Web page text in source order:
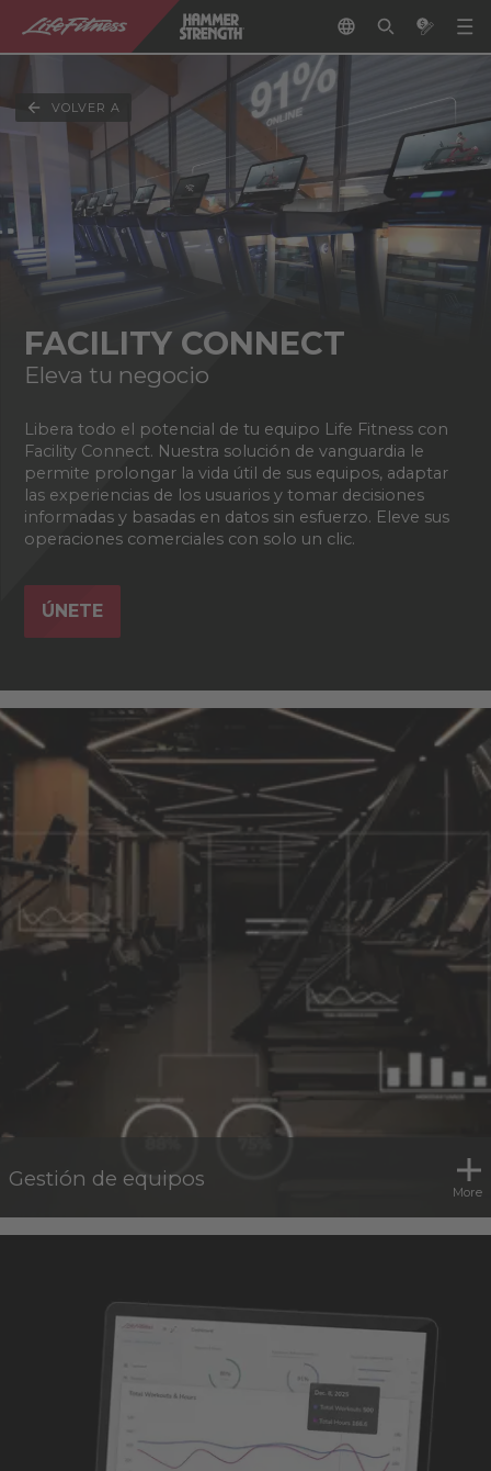
VOLVER A
FACILITY CONNECT
Eleva tu negocio
Libera todo el potencial de tu equipo Life Fitness con
Facility Connect. Nuestra solución de vanguardia le
permite prolongar la vida útil de sus equipos, adaptar
las experiencias de los usuarios y tomar decisiones
informadas y basadas en datos sin esfuerzo. Eleve sus
operaciones comerciales con solo un clic.
ÚNETE
Gestión de equipos
More